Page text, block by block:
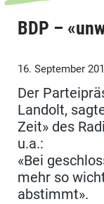
BDP –
16. September
Der
Landolt,
Zeit» des
u.a.:
«Bei
mehr so
abstimmt».